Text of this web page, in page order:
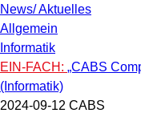
News/ Aktuelles
Allgemein
Informatik
EIN-FACH: „CABS
(Informatik)
2024-09-12 CABS